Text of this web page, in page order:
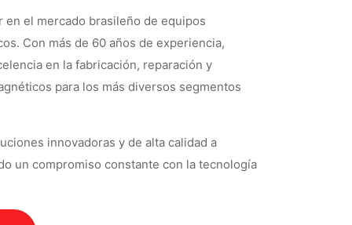
en el mercado brasileño de equipos
Con más de 60 años de experiencia,
en la fabricación, reparación y
para los más diversos segmentos
innovadoras y de alta calidad a
un compromiso constante con la tecnología